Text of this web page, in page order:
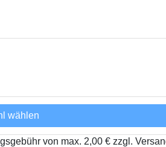
wählen
von max. 2,00 € zzgl.